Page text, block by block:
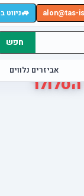
alon@tas-
🚙ניווט בWAZE: ביאליק 124, רמת גן
חפש
אביזרים נלווים